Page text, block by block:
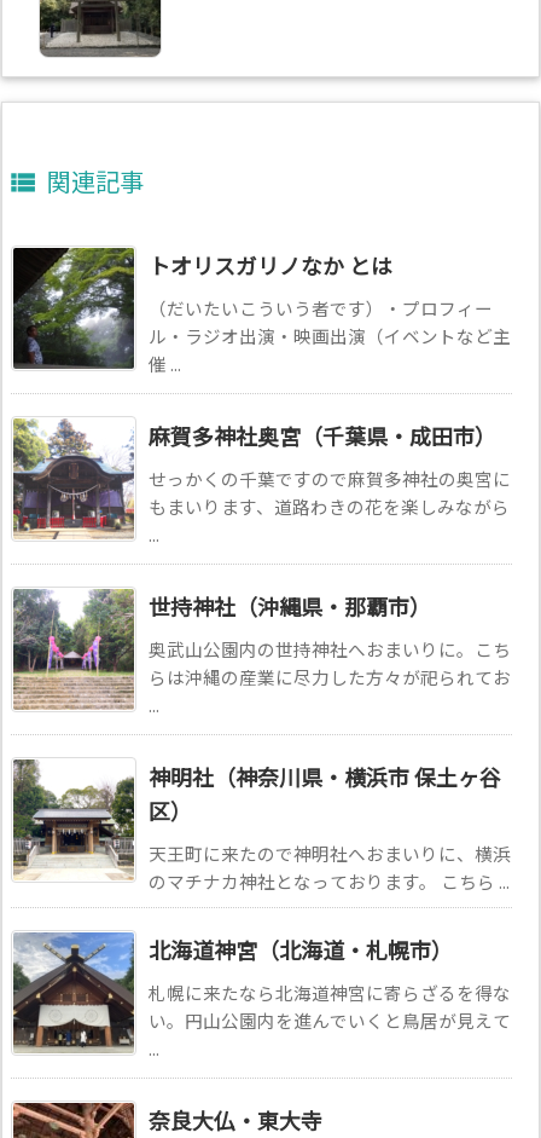
 関連記事
トオリスガリノなか とは
（だいたいこういう者です）・プロフィー
ル・ラジオ出演・映画出演（イベントなど主
催 ...
麻賀多神社奥宮（千葉県・成田市）
せっかくの千葉ですので麻賀多神社の奥宮に
もまいります、道路わきの花を楽しみながら
...
世持神社（沖縄県・那覇市）
奥武山公園内の世持神社へおまいりに。こち
らは沖縄の産業に尽力した方々が祀られてお
...
神明社（神奈川県・横浜市 保土ヶ谷
区）
天王町に来たので神明社へおまいりに、横浜
のマチナカ神社となっております。 こちら ...
北海道神宮（北海道・札幌市）
札幌に来たなら北海道神宮に寄らざるを得な
い。円山公園内を進んでいくと鳥居が見えて
...
奈良大仏・東大寺